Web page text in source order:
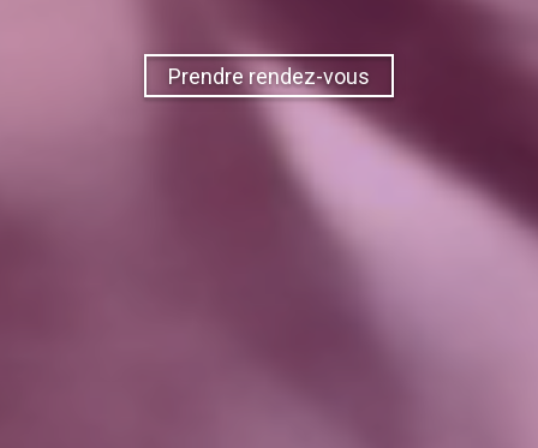
Prendre rendez-vous